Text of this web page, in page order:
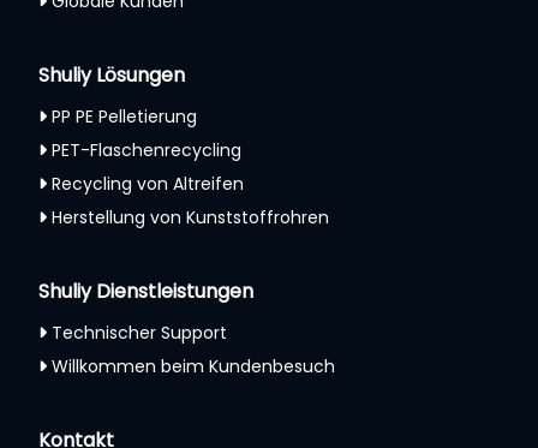
Shuliy Lösungen
PP PE Pelletierung
PET-Flaschenrecycling
Recycling von Altreifen
Herstellung von Kunststoffrohren
Shuliy Dienstleistungen
Technischer Support
Willkommen beim Kundenbesuch
Kontakt